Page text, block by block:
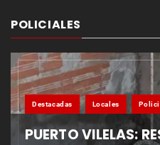
POLICIALES
Destacadas Locales
PUERTO VILELAS: